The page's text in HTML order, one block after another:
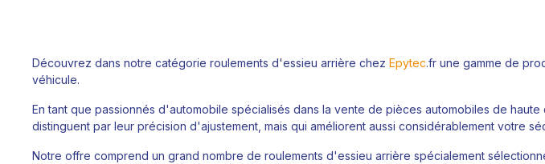
Découvrez dans notre catégorie roulements d'essieu arrière chez Epytec.fr une gamme de
véhicule.
En tant que passionnés d'automobile spécialisés dans la vente de pièces automobiles de
distinguent par leur précision d'ajustement, mais qui améliorent aussi considérablement votre
Notre offre comprend un grand nombre de roulements d'essieu arrière spécialement